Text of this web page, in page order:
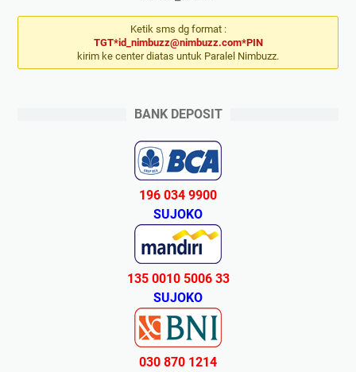
Ketik sms dg format :
TGT*id_nimbuzz@nimbuzz.com*PIN
kirim ke center diatas untuk Paralel Nimbuzz.
BANK DEPOSIT
196 034 9900
SUJOKO
135 0010 5006 33
SUJOKO
030 870 1214